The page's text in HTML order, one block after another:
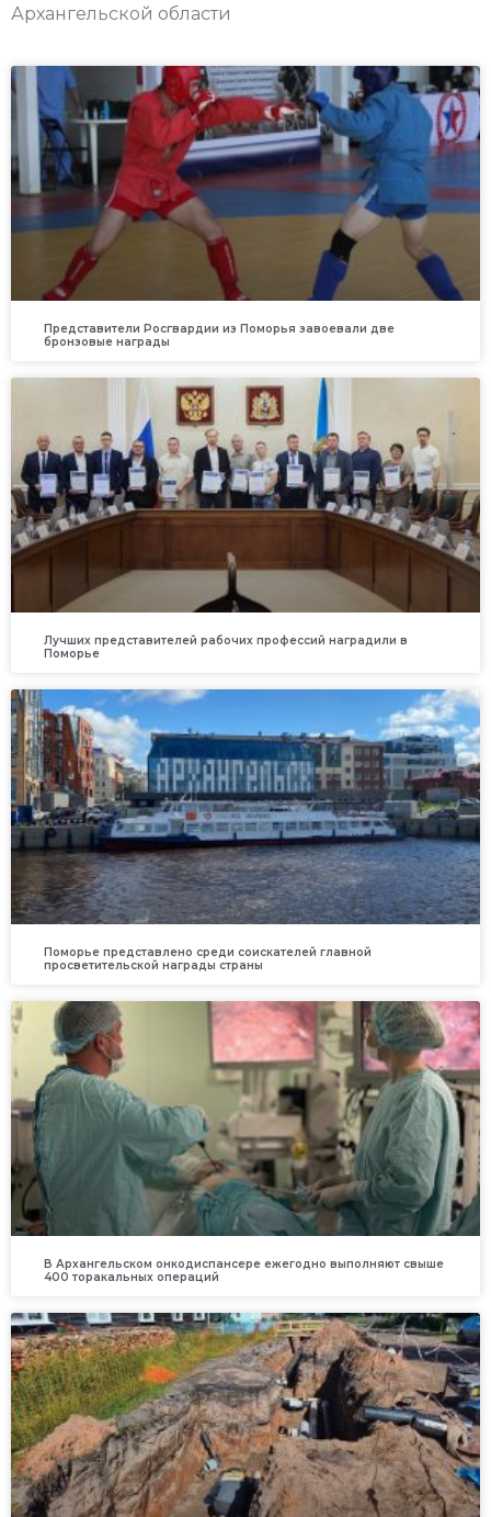
Архангельской области
Представители Росгвардии из Поморья завоевали две
бронзовые награды
Лучших представителей рабочих профессий наградили в
Поморье
Поморье представлено среди соискателей главной
просветительской награды страны
В Архангельском онкодиспансере ежегодно выполняют свыше
400 торакальных операций